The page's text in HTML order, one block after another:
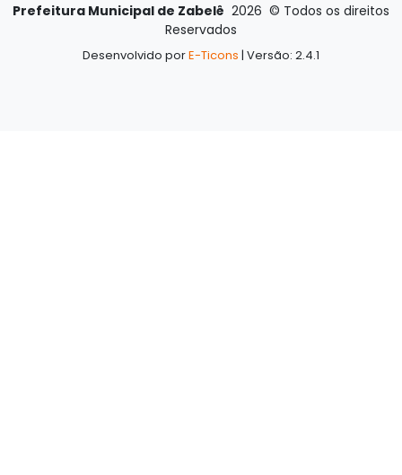
Prefeitura Municipal de Zabelê 2026 © Todos os direitos
Reservados
Desenvolvido porE-Ticons | Versão: 2.4.1